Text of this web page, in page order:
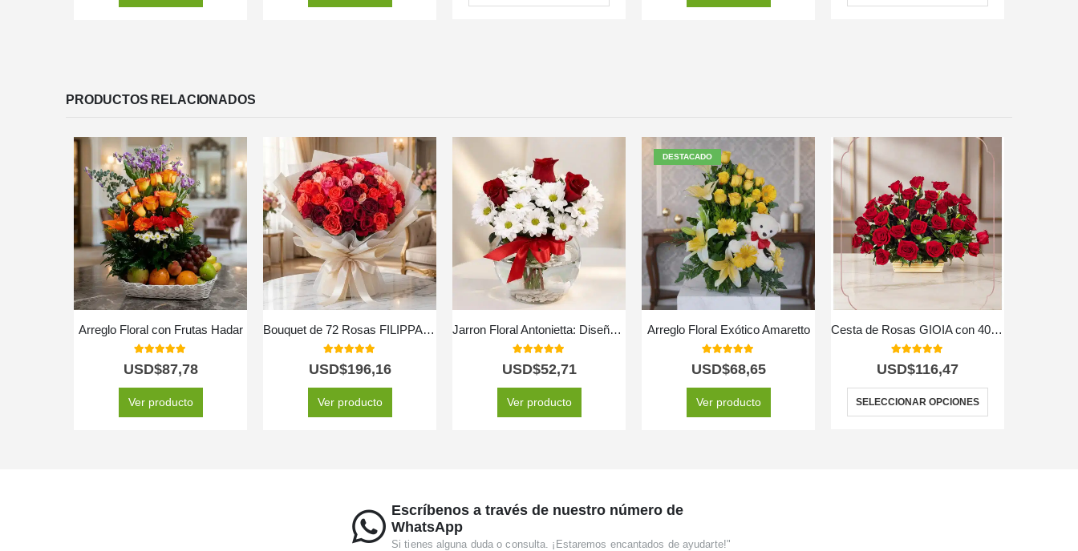
PRODUCTOS RELACIONADOS
Arreglo Floral con Frutas Hadar
out of 5
USD$87,78
Ver producto
Bouquet de 72 Rosas FILIPPA: Un Espectáculo de Color Vibrante 🌹
5.00out of 5
USD$196,16
Ver producto
Jarron Floral Antonietta: Diseño Exclusivo con Rosas Rojas a Domicilio ⚜️
out of 5
USD$52,71
Ver producto
DESTACADO
Arreglo Floral Exótico Amaretto
out of 5
USD$68,65
Ver producto
Cesta de Rosas GIOIA con 40 Flores para Regalar 🌹
5.00out of 5
USD$116,47
SELECCIONAR OPCIONES
Escríbenos a través de nuestro número de
WhatsApp
Si tienes alguna duda o consulta. ¡Estaremos encantados de ayudarte!"